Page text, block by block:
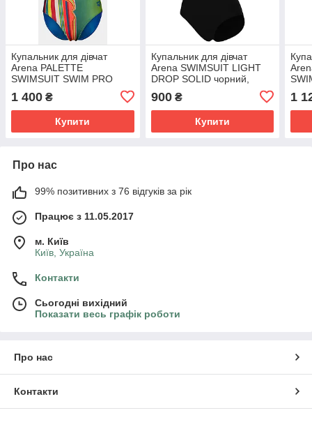
Купальник для дівчат
Arena PALETTE
SWIMSUIT SWIM PRO
BACK блакитний, жовтий,
мультикольор Діт 164 см
1 400 ₴
Купити
Купальник для дівчат
Arena SWIMSUIT LIGHT
DROP SOLID чорний,
бірюзовий, жовтий, фуксія
Діт 116 см
900₴
Купити
Діт
1
Про нас
99% позитивних з 76 відгуків за рік
Працює з 11.05.2017
м. Київ
Київ, Україна
Контакти
Сьогодні вихідний
Показати весь графік роботи
Про нас
Контакти